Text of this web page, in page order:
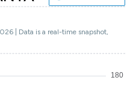
| Data is a real-time snapshot,